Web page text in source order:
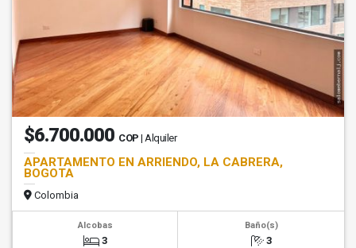
$6.700.000 COP | Alquiler
APARTAMENTO EN ARRIENDO, LA CABRERA,
BOGOTA
Colombia
Alcobas
3
Baño(s)
3